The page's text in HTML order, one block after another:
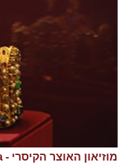
מוזיאון האוצר הקיסרי - Imperial Treasury Vienna